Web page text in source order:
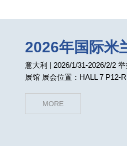
2026年国际米
意大利 | 2026/1/31-2026/2/2
展馆 展会位置：HALL 7 P12-
MORE